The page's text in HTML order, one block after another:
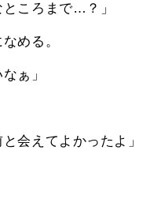
ところまで…？」
める。
ぁ」
会えてよかったよ」